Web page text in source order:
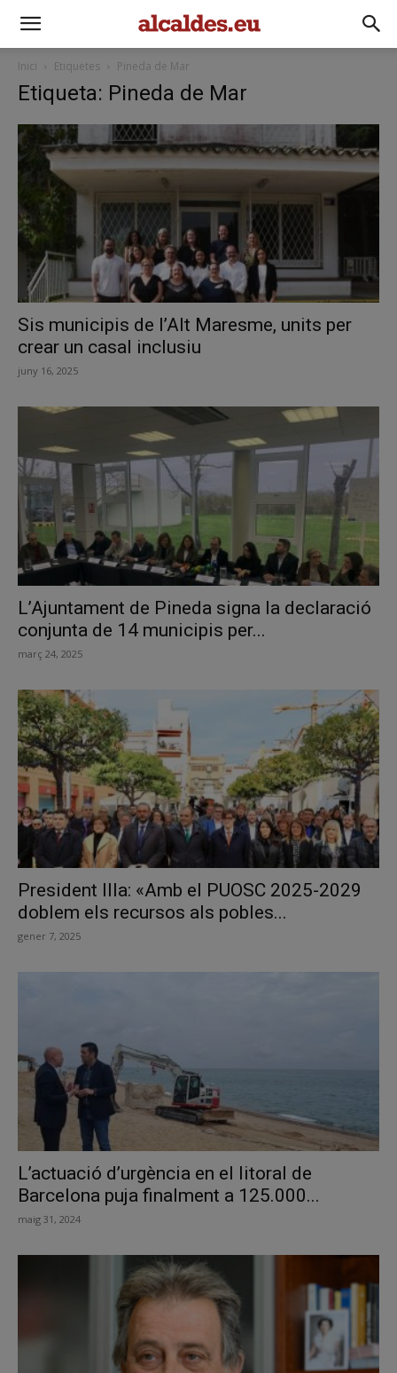
Inici Etiquetes Pineda de Mar
Etiqueta: Pineda de Mar
Sis municipis de l’Alt Maresme, units per
crear un casal inclusiu
juny 16, 2025
L’Ajuntament de Pineda signa la declaració
conjunta de 14 municipis per...
març 24, 2025
President Illa: «Amb el PUOSC 2025-2029
doblem els recursos als pobles...
gener 7, 2025
L’actuació d’urgència en el litoral de
Barcelona puja finalment a 125.000...
maig 31, 2024